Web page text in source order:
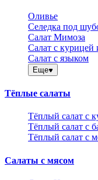
Оливье
Селедка под
Салат Мимоза
Салат с курицей
Салат с языком
Еще
Тёплые салаты
Тёплый салат с
Тёплый салат с
Тёплый салат с
Салаты с мясом